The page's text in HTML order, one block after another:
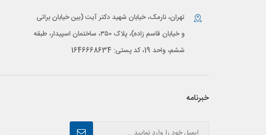
تهران، نارمک، خیابان شهید دکتر آیت (بین خیابان براتی
و خیابان قاسم زاده)، پلاک ۳۵۰، ساختمان اسپیدار، طبقه
ششم، واحد 19، کد پستی: 1646668634
خبرنامه